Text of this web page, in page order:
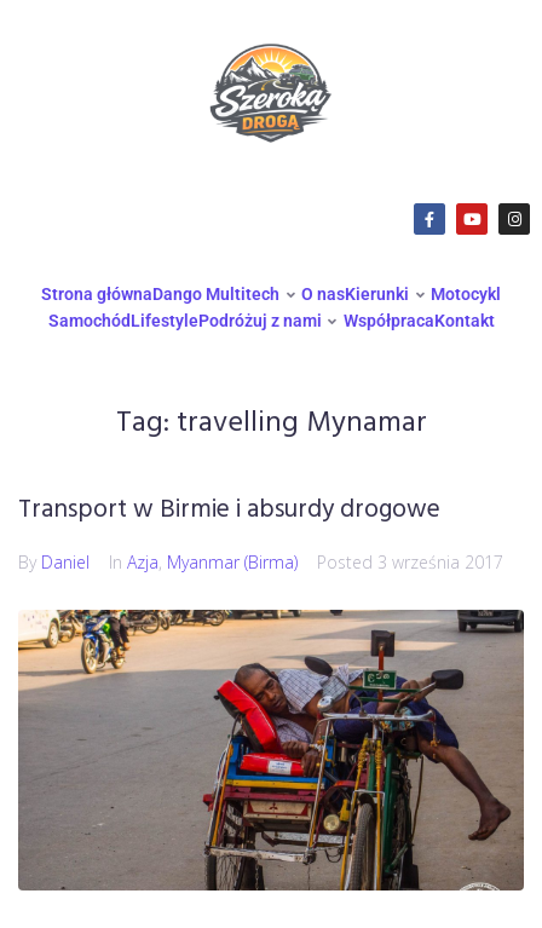
Strona głównaDango Multitech O nasKierunki
Motocykl
SamochódLifestylePodróżuj z nami WspółpracaKontakt
Tag: travelling Mynamar
Transport w Birmie i absurdy drogowe
By Daniel In Azja, Myanmar (Birma) Posted 3 września 2017